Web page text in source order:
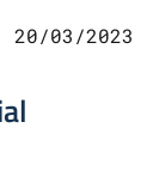
20/03/2023